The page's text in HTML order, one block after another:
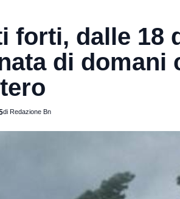
forti, dalle 18
di domani
di Redazione Bn